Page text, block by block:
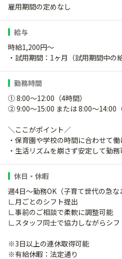
雇用期間の定めなし
給与
時給1,200円～
・試用期間：1ヶ月（試用期間中の
勤務時間
① 8:00〜12:00（4時間）
② 9:00〜15:00 または 8:00〜14:00（
＼ここがポイント／
・保育園や学校の時間に合わせて働
・生活リズムを崩さず安定して勤務
休日・休暇
週4日～勤務OK（子育て世代の急な
∟月ごとのシフト提出
∟事前のご相談で柔軟に調整可能
∟スタッフ同士で協力しながらシフ
※3日以上の連休取得可能
※有給休暇：法定通り